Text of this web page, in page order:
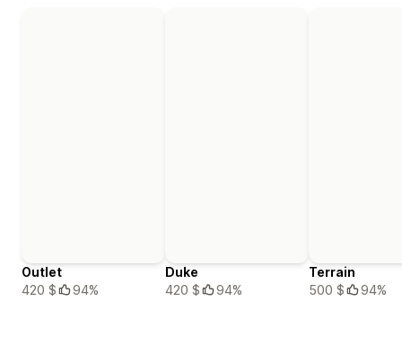
Outlet
420 $
94%
Duke
420 $
94%
Terrain
500 $
94%